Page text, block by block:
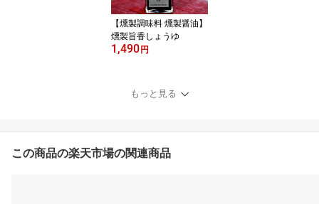
【燻製調味料 燻製醤油】
燻製旨香しょうゆ
1,490円
もっと見る
この商品の楽天市場の関連商品